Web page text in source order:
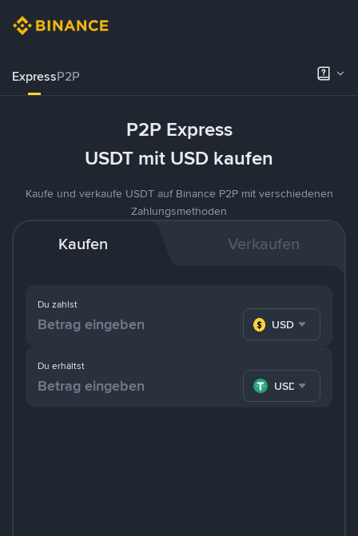
ExpressP2P
P2P Express
USDT mit USD kaufen
Kaufe und verkaufe USDT auf Binance P2P mit verschiedenen
Zahlungsmethoden
Kaufen Verkaufen
Du zahlst
USD
Du erhältst
USDT